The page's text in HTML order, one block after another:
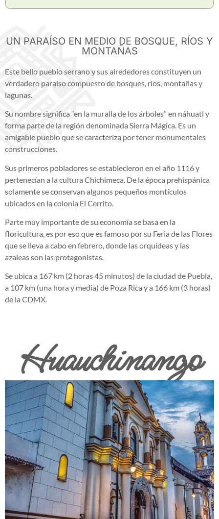
UN PARAÍSO EN MEDIO DE BOSQUE, RÍOS Y
MONTAÑAS
Este bello pueblo serrano y sus alrededores constituyen un
verdadero paraíso compuesto de bosques, ríos, montañas y
lagunas.
Su nombre significa “en la muralla de los árboles” en náhuatl y
forma parte de la región denominada Sierra Mágica. Es un
amigable pueblo que se caracteriza por tener monumentales
construcciones.
Sus primeros pobladores se establecieron en el año 1116 y
pertenecían a la cultura Chichimeca. De la época prehispánica
solamente se conservan algunos pequeños montículos
ubicados en la colonia El Cerrito.
Parte muy importante de su economía se basa en la
floricultura, es por eso que es famoso por su Feria de las Flores
que se lleva a cabo en febrero, donde las orquídeas y las
azaleas son las protagonistas.
Se ubica a 167 km (2 horas 45 minutos) de la ciudad de Puebla,
a 107 km (una hora y media) de Poza Rica y a 166 km (3 horas)
de la CDMX.
Huauchinango